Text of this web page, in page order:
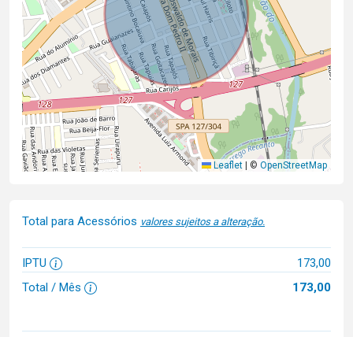
Leaflet | © OpenStreetMap
Total para Acessórios valores sujeitos a alteração.
IPTU
173,00
Total / Mês
173,00